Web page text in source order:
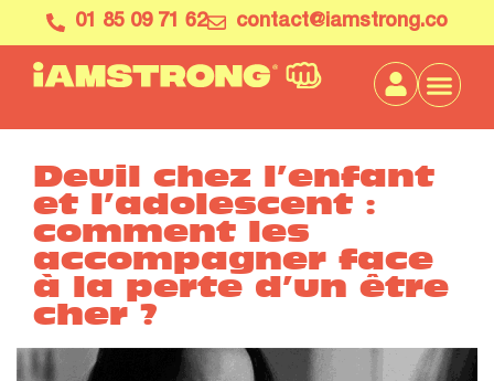
01 85 09 71 62 contact@iamstrong.co
Deuil chez l’enfant
et l’adolescent :
comment les
accompagner face
à la perte d’un être
cher ?